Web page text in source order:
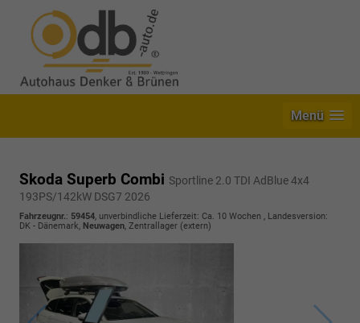
Menü
Skoda Superb Combi Sportline 2.0 TDI AdBlue 4x4
193PS/142kW DSG7 2026
Fahrzeugnr.: 59454, unverbindliche Lieferzeit: Ca. 10 Wochen , Landesversion:
DK - Dänemark, Neuwagen, Zentrallager (extern)